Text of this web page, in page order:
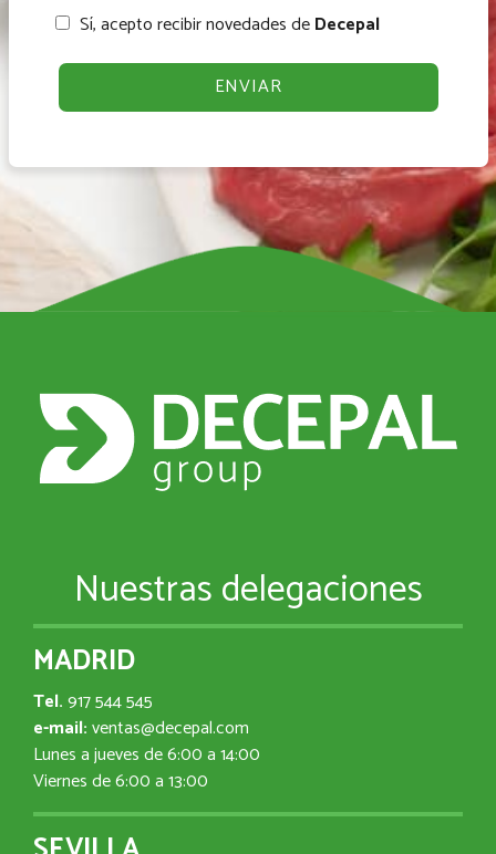
Sí, acepto recibir novedades deDecepal
Nuestras delegaciones
MADRID
Tel.917 544 545
e-mail:ventas@decepal.com
Lunes a jueves de 6:00 a 14:00
Viernes de 6:00 a 13:00